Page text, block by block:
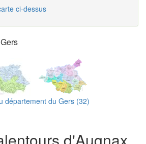
ci-dessus
département du Gers (32)